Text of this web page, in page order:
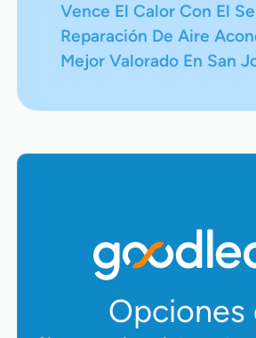
Vence El Calor Con El
Reparación De Aire
Mejor Valorado En San
Opciones